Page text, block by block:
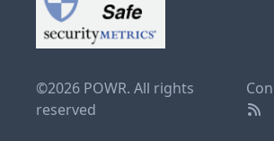
©2026 POWR. All rights
reserved